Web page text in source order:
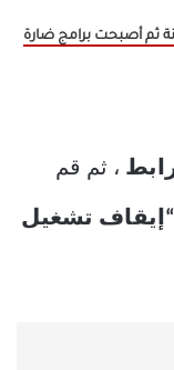
، ثم قم
“إيقاف تشغيل